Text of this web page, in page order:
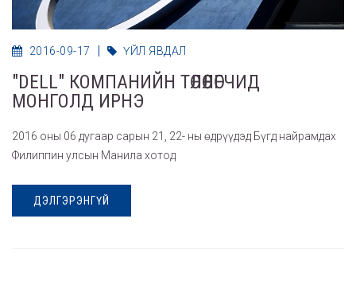
2016-09-17 ҮЙЛ ЯВДАЛ
"DELL" КОМПАНИЙН ТӨЛӨӨЛӨГЧИД
МОНГОЛД ИРНЭ
2016 оны 06 дугаар сарын 21, 22- ны өдрүүдэд Бүгд найрамдах
Филиппин улсын Манила хотод
ДЭЛГЭРЭНГҮЙ